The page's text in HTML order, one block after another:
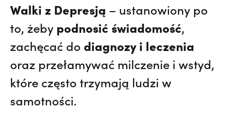
Walki z Depresją – ustanowiony po
to, żeby podnosić świadomość,
zachęcać do diagnozy i leczenia
oraz przełamywać milczenie i wstyd,
które często trzymają ludzi w
samotności.